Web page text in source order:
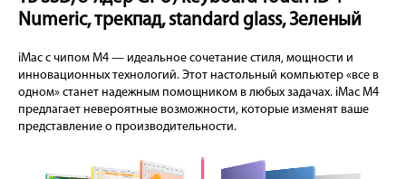
Numeric, трекпад, standard glass, Зеленый
iMac с чипом M4 — идеальное сочетание стиля, мощности и
инновационных технологий. Этот настольный компьютер «все в
одном» станет надежным помощником в любых задачах. iMac M4
предлагает невероятные возможности, которые изменят ваше
представление о производительности.